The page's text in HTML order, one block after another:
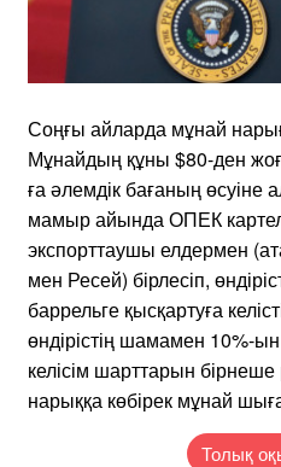
Соңғы айларда мұнай
Мұнайдың құны $80-ден
ға әлемдік бағаның
мамыр айында ОПЕК
экспорттаушы елдермен
мен Ресей) бірлесіп,
баррельге қысқартуға
өндірістің шамамен 10%-
келісім шарттарын бірнеше
нарыққа көбірек мұнай
Толық